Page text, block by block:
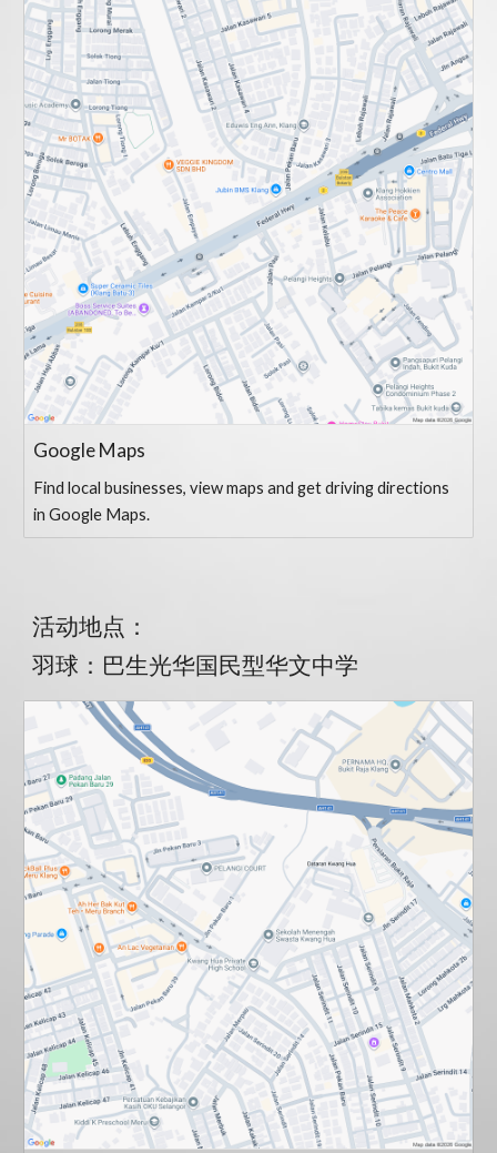
Google Maps
Find local businesses, view maps and get driving directions
in Google Maps.
活动地点：
羽球： 巴生光华国民型华文中学